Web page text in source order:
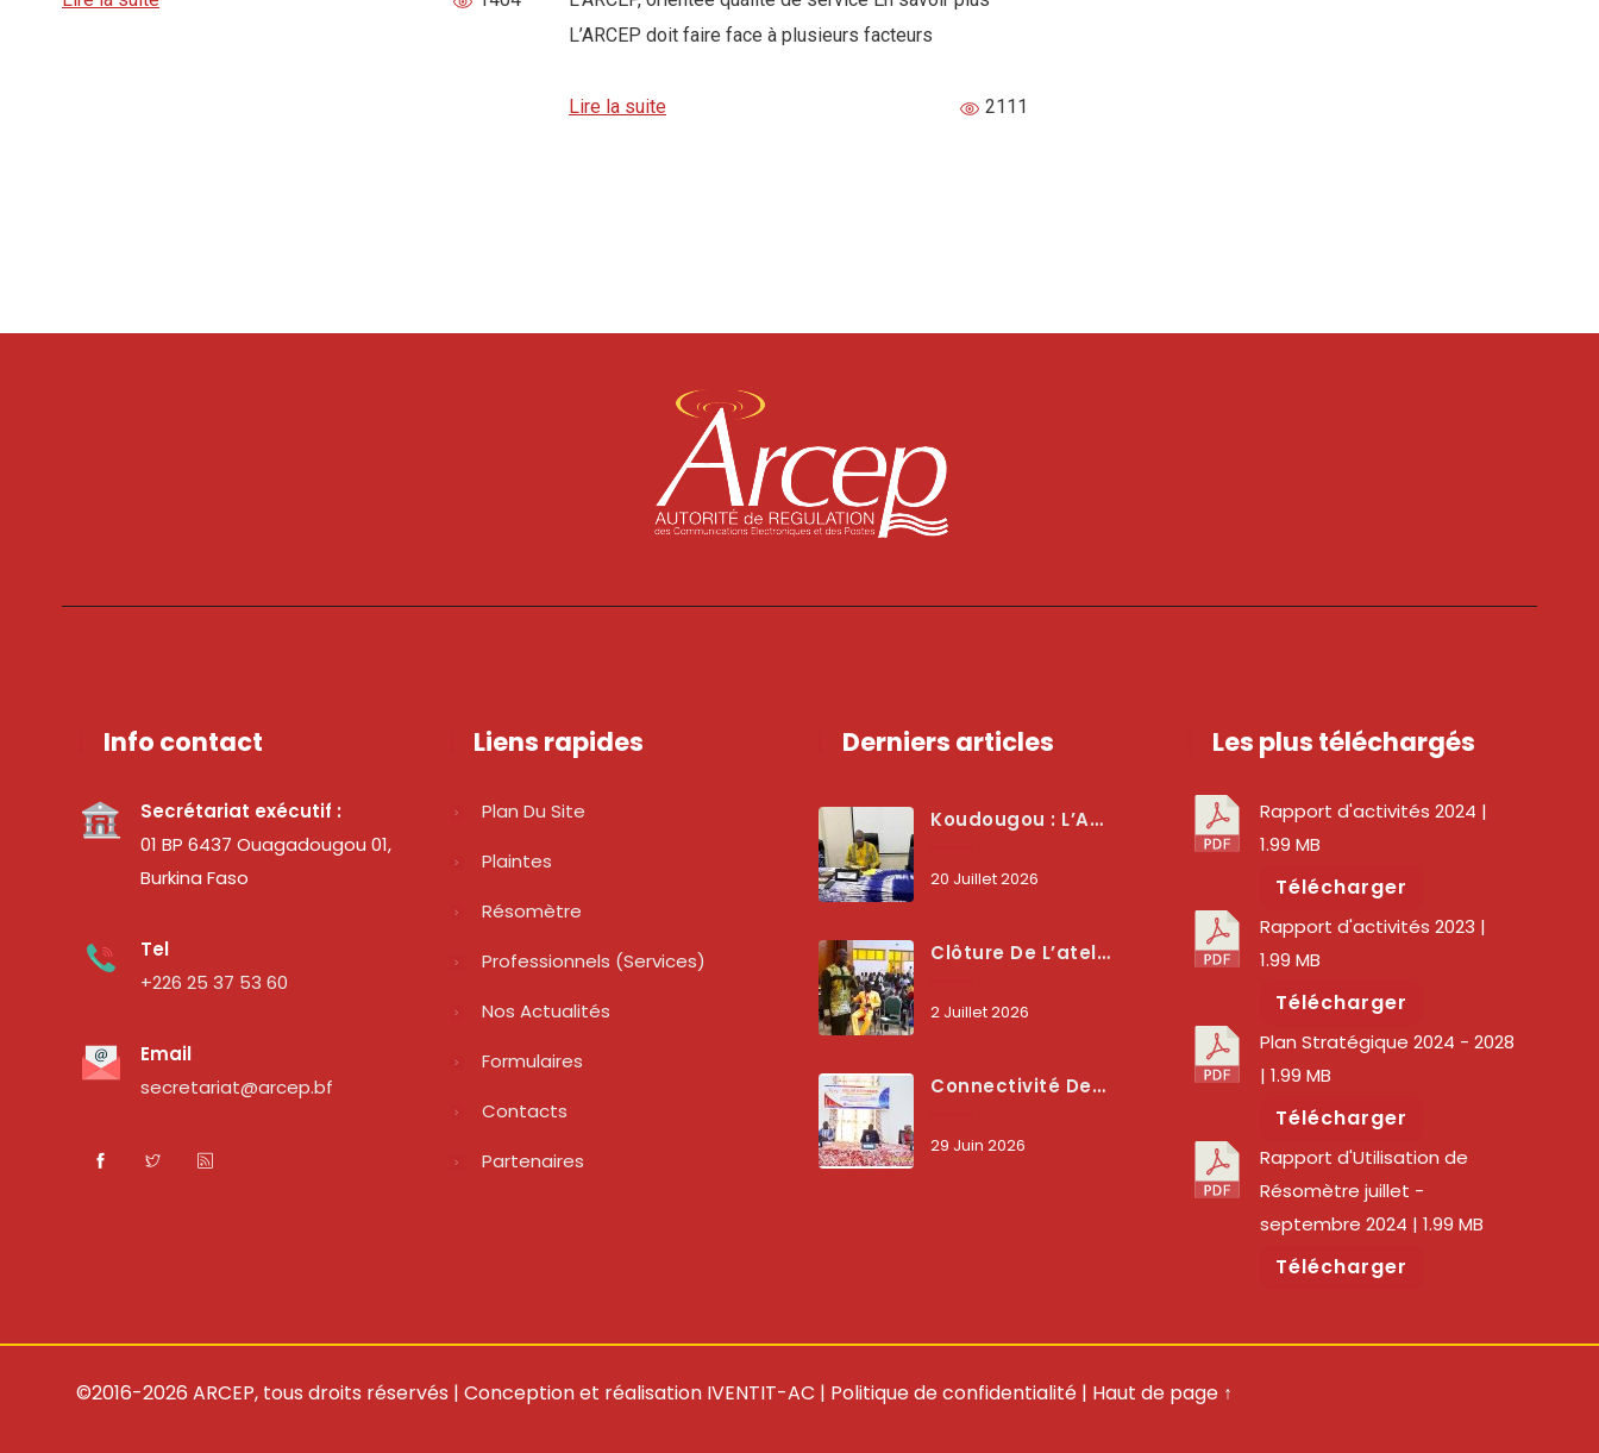
L’ARCEP doit faire face à plusieurs facteurs
Lire la suite 2111
Info contact
Secrétariat exécutif :
01 BP 6437 Ouagadougou 01,
Burkina Faso
Tel
+226 25 37 53 60
Email
secretariat@arcep.bf
Liens rapides
Plan Du Site
Plaintes
Résomètre
Professionnels (services)
Nos Actualités
Formulaires
Contacts
Partenaires
Derniers articles
Koudougou : L’ARCEP Renforce Le Dialogue Avec Les Associations De Consommateurs Pour Mieux Protéger Les Usagers
20 Juillet 2026
Clôture De L’atelier National : L’ARCEP Et Les Collectivités Territoriales Consolident Leur Partenariat Pour Booster La Qualité Des Services Numériques
2 Juillet 2026
Connectivité Des Territoires : L’ARCEP Et Les Collectivités Territoriales Scellent Un Pacte Stratégique À Bobo-Dioulasso Pour Booster La Qualité Des Réseaux
29 Juin 2026
Les plus téléchargés
Rapport d'activités 2024 |
1.99 MB
Télécharger
Rapport d'activités 2023 |
1.99 MB
Télécharger
Plan Stratégique 2024 - 2028
| 1.99 MB
Télécharger
Rapport d'Utilisation de
Résomètre juillet -
septembre 2024 | 1.99 MB
Télécharger
©2016-2026 ARCEP, tous droits réservés | Conception et réalisation IVENTIT-AC | Politique de confidentialité | Haut de page ↑